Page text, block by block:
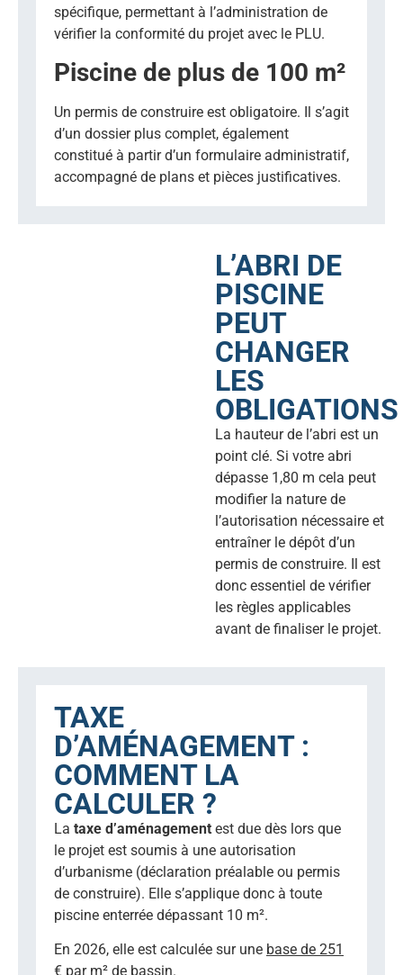
spécifique, permettant à l’administration de
vérifier la conformité du projet avec le PLU.
Piscine de plus de 100 m²
Un permis de construire est obligatoire. Il s’agit
d’un dossier plus complet, également
constitué à partir d’un formulaire administratif,
accompagné de plans et pièces justificatives.
L’ABRI DE
PISCINE
PEUT
CHANGER
LES
OBLIGATIONS
La hauteur de l’abri est un
point clé. Si votre abri
dépasse 1,80 m cela peut
modifier la nature de
l’autorisation nécessaire et
entraîner le dépôt d’un
permis de construire. Il est
donc essentiel de vérifier
les règles applicables
avant de finaliser le projet.
TAXE
D’AMÉNAGEMENT :
COMMENT LA
CALCULER ?
La taxe d’aménagement est due dès lors que
le projet est soumis à une autorisation
d’urbanisme (déclaration préalable ou permis
de construire). Elle s’applique donc à toute
piscine enterrée dépassant 10 m².
En 2026, elle est calculée sur une base de 251
€ par m² de bassin.